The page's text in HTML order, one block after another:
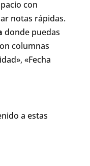
con
notas rápidas.
donde puedas
columnas
«Fecha
a estas